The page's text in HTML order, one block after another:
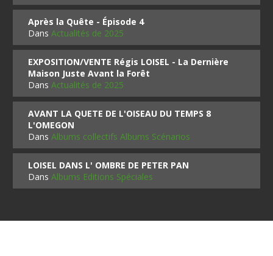
Après la Quête - Épisode 4
DansActualités de 2025
EXPOSITION/VENTE Régis LOISEL - La Dernière
Maison Juste Avant la Forêt
DansActualités de 2025
AVANT LA QUETE DE L'OISEAU DU TEMPS 8
L'OMEGON
DansAlbums collectifs Albums Scénarios
LOISEL DANS L' OMBRE DE PETER PAN
DansAlbums Editions Spéciales